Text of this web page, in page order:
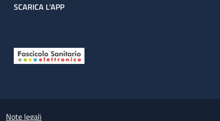
SCARICA L'APP
Small prints
Note legali